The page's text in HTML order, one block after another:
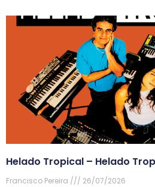
Helado Tropical – Helado
Francisco Pereira 26/07/2026